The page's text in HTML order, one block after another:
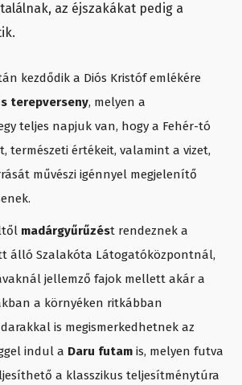
az éjszakákat pedig a
kezdődik a Diós Kristóf emlékére
terepverseny, melyen a
teljes napjuk van, hogy a Fehér-tó
természeti értékeit, valamint a vizet,
művészi igénnyel megjelenítő
madárgyűrűzést rendeznek a
álló Szalakóta Látogatóközpontnál,
jellemző fajok mellett akár a
a környéken ritkábban
is megismerkedhetnek az
indul a Daru futam is, melyen futva
a klasszikus teljesítménytúra